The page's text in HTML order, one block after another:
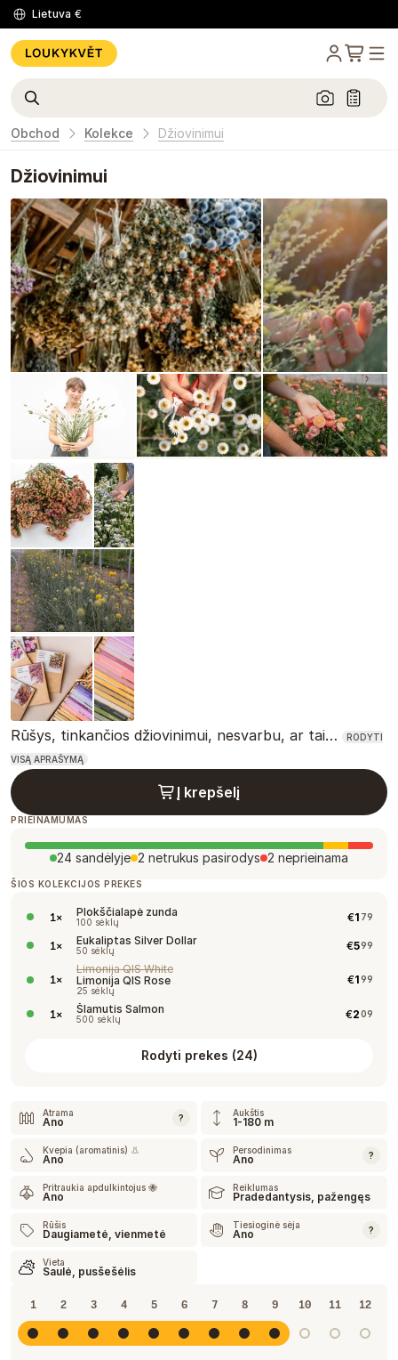
Lietuva €
Obchod Kolekce Džiovinimui
Džiovinimui
Rūšys, tinkančios džiovinimui, nesvarbu, ar tai… RODYTI
VISĄ APRAŠYMĄ
Į krepšelį
PRIEINAMUMAS
24 sandėlyje 2 netrukus pasirodys 2 neprieinama
ŠIOS KOLEKCIJOS PREKĖS
1× Plokščialapė zunda
100 sėklų €1 79
1× Eukaliptas Silver Dollar
50 sėklų €599
1×
Limonija QIS White
Limonija QIS Rose
25 sėklų
€199
1× Šlamutis Salmon
500 sėklų €209
Rodyti prekes (24)
Atrama
Ano ? Aukštis
1-180 m
Kvepia (aromatinis) 👃
Ano
Persodinimas
Ano ?
Pritraukia apdulkintojus 🐝
Ano
Reiklumas
Pradedantysis, pažengęs
Rūšis
Daugiametė, vienmetė
Tiesioginė sėja
Ano ?
Vieta
Saulė, pusšešėlis
1 2 3 4 5 6 7 8 9 10 11 12